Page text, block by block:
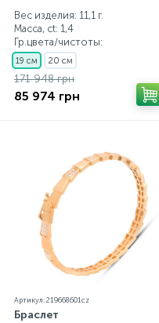
Вес изделия: 11,1 г.
Масса, ct: 1,4
Гр.цвета/чистоты:
19 см 20 см
171 948 грн
85 974 грн
Артикул: 219668601cz
Браслет